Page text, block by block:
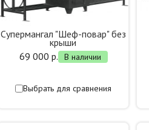
Супермангал "Шеф-повар" без
крыши
69 000 р.
В наличии
Выбрать для сравнения